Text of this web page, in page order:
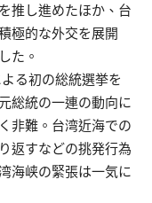
推し進めたほか、台
極的な外交を展開
た。
る初の総統選挙を
総統の一連の動向に
非難。台湾近海での
返すなどの挑発行為
海峡の緊張は一気に